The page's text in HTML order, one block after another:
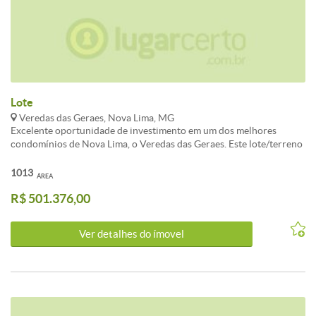
Lote
Veredas das Geraes, Nova Lima, MG
Excelente oportunidade de investimento em um dos melhores
condomínios de Nova Lima, o Veredas das Geraes. Este lote/terreno
para as montanhas e um ambiente tranquilo e seguro para construir
é perfeito para quem busca conforto, segurança e qualidade de vida.
mais valorizados da região. Agende já a sua visita e venha conhecer
pessoalmente todas as vantagens de morar no Veredas das Geraes.
ÁREA
1013
R$ 501.376,00
Ver detalhes do ímovel